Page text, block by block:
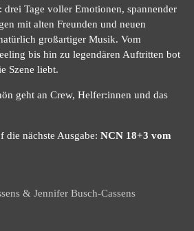
drei Tage voller Emotionen, spannender
mit alten Freunden und neuen
großartiger Musik. Vom
bis hin zu legendären Auftritten bot
Szene liebt.
geht an Crew, Helfer:innen und das
die nächste Ausgabe: NCN 18+3 vom
& Jennifer Busch-Cassens